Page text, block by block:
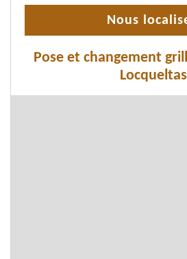
Nous
Pose et changement
Locqueltas